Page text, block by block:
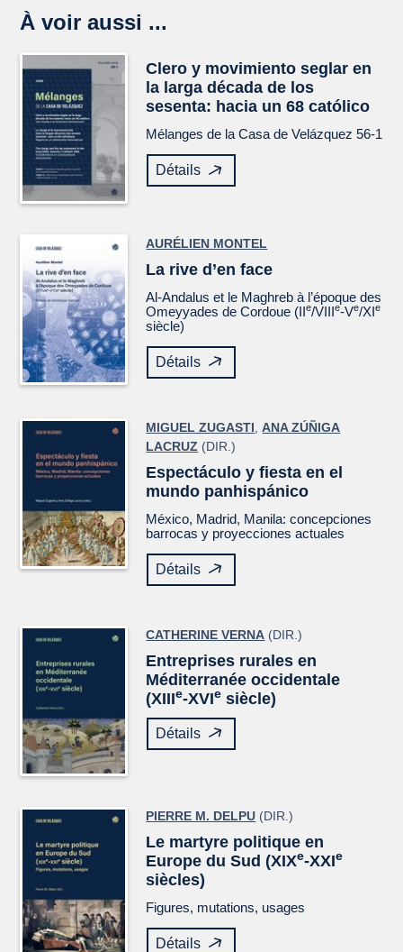
À voir aussi ...
Clero y movimiento seglar en
la larga década de los
sesenta: hacia un 68 católico
Mélanges de la Casa de Velázquez 56-1
Détails
AURÉLIEN MONTEL
La rive d’en face
Al-Andalus et le Maghreb à l’époque des
Omeyyades de Cordoue (IIe/VIIIe-Ve/XIe
siècle)
Détails
MIGUEL ZUGASTI ,ANA ZÚÑIGA
LACRUZ (DIR.)
Espectáculo y fiesta en el
mundo panhispánico
México, Madrid, Manila: concepciones
barrocas y proyecciones actuales
Détails
CATHERINE VERNA (DIR.)
Entreprises rurales en
Méditerranée occidentale
(XIIIe-XVIe siècle)
Détails
PIERRE M. DELPU (DIR.)
Le martyre politique en
Europe du Sud (XIXe-XXIe
siècles)
Figures, mutations, usages
Détails